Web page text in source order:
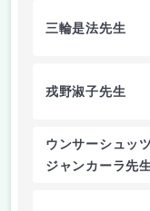
三輪是法先生
戎野淑子先生
ウンサーシュッツ
ジャンカーラ先